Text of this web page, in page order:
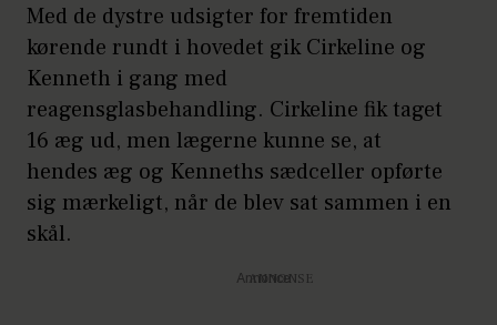
Med de dystre udsigter for fremtiden
kørende rundt i hovedet gik Cirkeline og
Kenneth i gang med
reagensglasbehandling. Cirkeline fik taget
16 æg ud, men lægerne kunne se, at
hendes æg og Kenneths sædceller opførte
sig mærkeligt, når de blev sat sammen i en
skål.
Annonce